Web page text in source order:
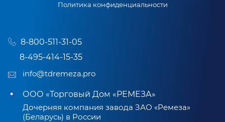
Политика конфиденциальности
8-800-511-31-05
8-495-414-15-35
info@tdremeza.pro
ООО «Торговый Дом «РЕМЕЗА»
Дочерняя компания завода ЗАО «Ремеза»
(Беларусь) в России